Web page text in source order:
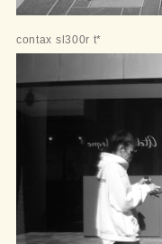
contax sl300r t*